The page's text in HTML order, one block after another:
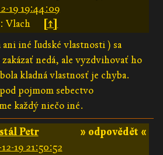
19 19:44:09
Vlach
[↑]
ani iné ľudské vlastnosti ) sa
zakázať nedá, ale vyzdvihovať ho
kladná vlastnosť je chyba.
pojmom sebectvo
každý niečo iné.
» odpovědět «
Petr
19 21:50:52